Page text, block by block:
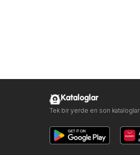
Kataloglar
Tek bir yerde en son kataloglar